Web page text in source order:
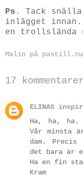
Ps . Tack
inlägget
en trollslända
Malin på pastill.nu
17
ELINAS
Ha, ha, ha.
Vår minsta
dam.
det bara är
Ha en fin
Kram